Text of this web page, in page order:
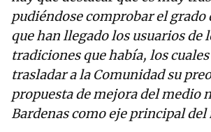
pudiéndose comprobar el grado
que han llegado los usuarios de
tradiciones que había, los
trasladar a la Comunidad su
propuesta de mejora del medio
Bardenas como eje principal